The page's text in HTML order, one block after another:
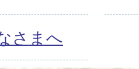
さまへ